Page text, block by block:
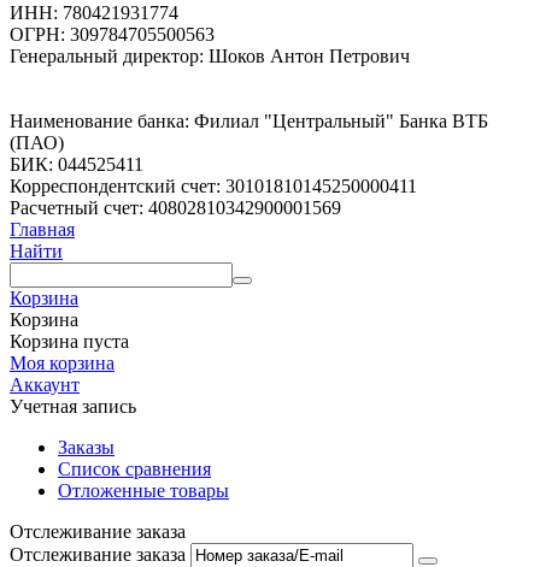
ИНН: 780421931774
ОГРН: 309784705500563
Генеральный директор: Шоков Антон Петрович
Наименование банка: Филиал "Центральный" Банка ВТБ
(ПАО)
БИК: 044525411
Корреспондентский счет: 30101810145250000411
Расчетный счет: 40802810342900001569
Главная
Найти
Корзина
Корзина
Корзина пуста
Моя корзина
Аккаунт
Учетная запись
Заказы
Список сравнения
Отложенные товары
Отслеживание заказа
Отслеживание заказа